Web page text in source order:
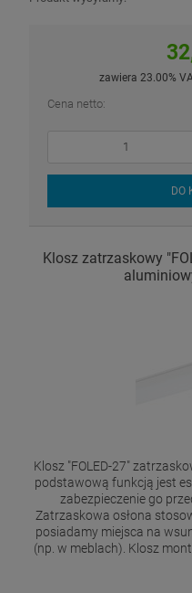
zawiera 23.00%
Cena netto:
DO
Klosz zatrzaskowy
Klosz "FOLED-27"
podstawową funkcją jest
zabezpieczenie go
Zatrzaskowa osłona
posiadamy miejsca na
(np. w meblach). Klosz